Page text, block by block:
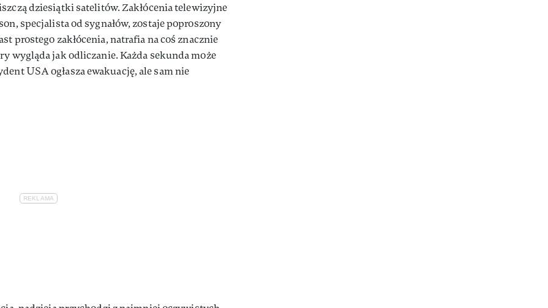
dziesiątki satelitów. Zakłócenia telewizyjne
specjalista od sygnałów, zostaje poproszony
prostego zakłócenia, natrafia na coś znacznie
wygląda jak odliczanie. Każda sekunda może
USA ogłasza ewakuację, ale sam nie